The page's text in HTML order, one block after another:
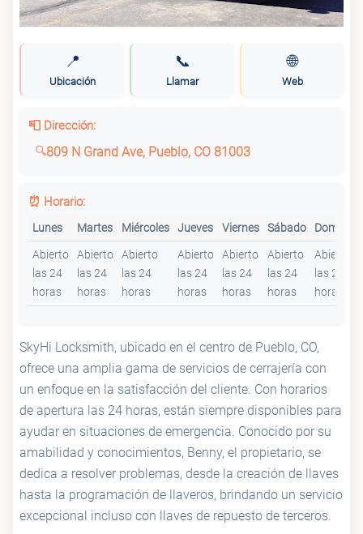
📍
Ubicación
📞
Llamar
🌐
Web
📮 Dirección:
809 N Grand Ave, Pueblo, CO 81003
⏰ Horario:
Lunes Martes Miércoles Jueves Viernes Sábado Domingo
Abierto
las 24
horas
Abierto
las 24
horas
Abierto
las 24
horas
Abierto
las 24
horas
Abierto
las 24
horas
Abierto
las 24
horas
Abierto
las 24
horas
SkyHi Locksmith, ubicado en el centro de Pueblo, CO,
ofrece una amplia gama de servicios de cerrajería con
un enfoque en la satisfacción del cliente. Con horarios
de apertura las 24 horas, están siempre disponibles para
ayudar en situaciones de emergencia. Conocido por su
amabilidad y conocimientos, Benny, el propietario, se
dedica a resolver problemas, desde la creación de llaves
hasta la programación de llaveros, brindando un servicio
excepcional incluso con llaves de repuesto de terceros.